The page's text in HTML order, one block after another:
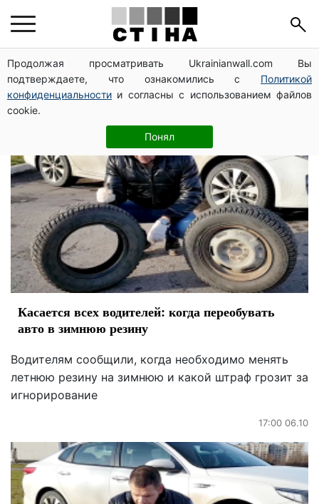
Продолжая просматривать Ukrainianwall.com Вы
подтверждаете, что ознакомились с Политикой
конфиденциальности и согласны с использованием файлов
cookie.
Понял
машины
Касается всех водителей: когда переобувать
авто в зимнюю резину
Водителям сообщили, когда необходимо менять
летнюю резину на зимнюю и какой штраф грозит за
игнорирование
17:00 06.10